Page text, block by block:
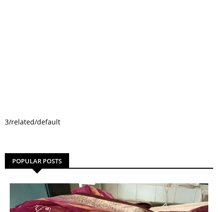
3/related/default
POPULAR POSTS